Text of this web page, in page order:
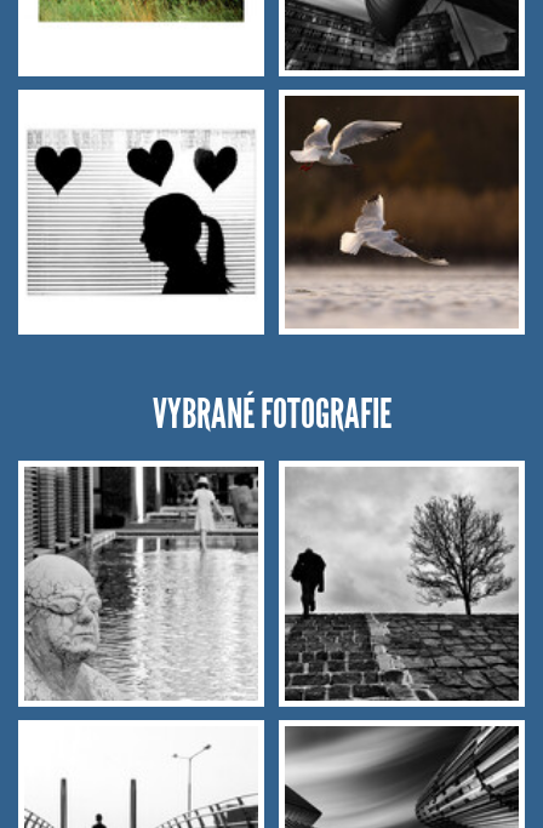
VYBRANÉ FOTOGRAFIE